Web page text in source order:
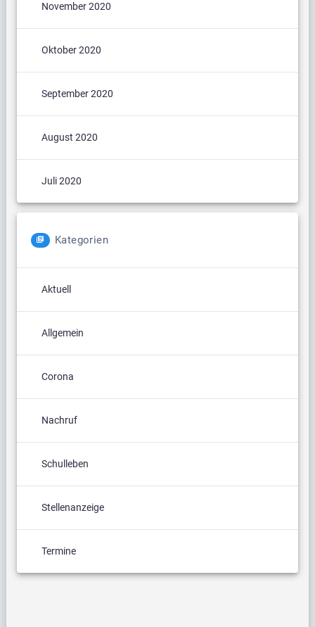
November 2020
Oktober 2020
September 2020
August 2020
Juli 2020
Kategorien
Aktuell
Allgemein
Corona
Nachruf
Schulleben
Stellenanzeige
Termine